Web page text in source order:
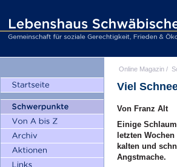
Online Magazin /
Viel
Von Franz Alt
Einige
letzten
kalten und
Angstmache.